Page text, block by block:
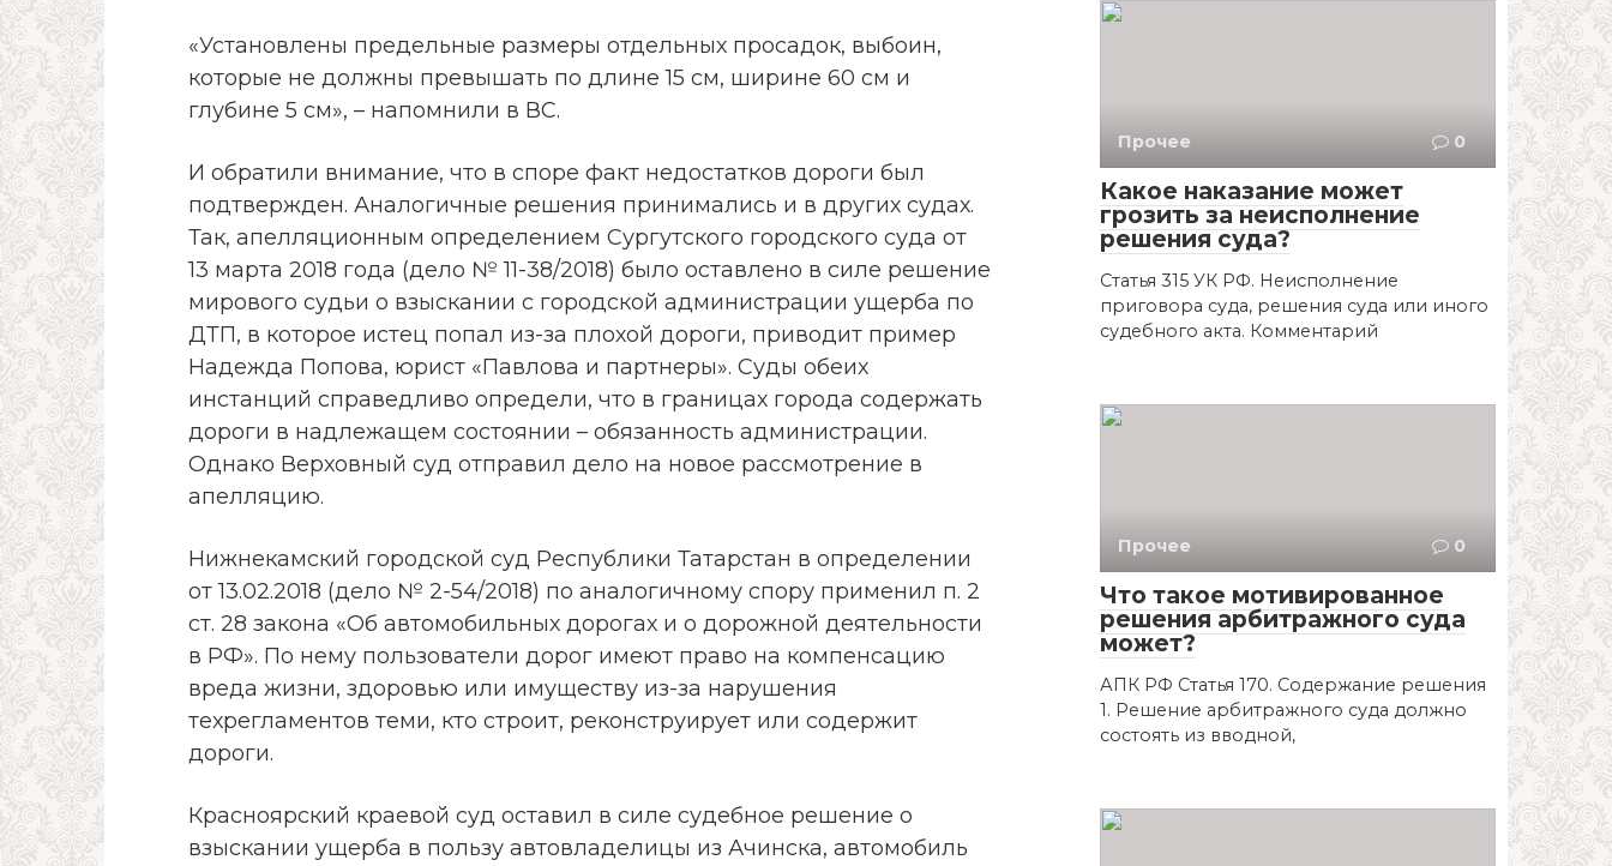
«Установлены предельные размеры отдельных просадок, выбоин,
которые не должны превышать по длине 15 см, ширине 60 см и
глубине 5 см», – напомнили в ВС.
И обратили внимание, что в споре факт недостатков дороги был
подтвержден. Аналогичные решения принимались и в других судах.
Так, апелляционным определением Сургутского городского суда от
13 марта 2018 года (дело № 11-38/2018) было оставлено в силе решение
мирового судьи о взыскании с городской администрации ущерба по
ДТП, в которое истец попал из-за плохой дороги, приводит пример
Надежда Попова, юрист «Павлова и партнеры». Суды обеих
инстанций справедливо определи, что в границах города содержать
дороги в надлежащем состоянии – обязанность администрации.
Однако Верховный суд отправил дело на новое рассмотрение в
апелляцию.
Нижнекамский городской суд Республики Татарстан в определении
от 13.02.2018 (дело № 2-54/2018) по аналогичному спору применил п. 2
ст. 28 закона «Об автомобильных дорогах и о дорожной деятельности
в РФ». По нему пользователи дорог имеют право на компенсацию
вреда жизни, здоровью или имуществу из-за нарушения
техрегламентов теми, кто строит, реконструирует или содержит
дороги.
Красноярский краевой суд оставил в силе судебное решение о
взыскании ущерба в пользу автовладелицы из Ачинска, автомобиль
Прочее 0
Какое наказание может
грозить за неисполнение
решения суда?
Статья 315 УК РФ. Неисполнение
приговора суда, решения суда или иного
судебного акта. Комментарий
Прочее 0
Что такое мотивированное
решения арбитражного суда
может?
АПК РФ Статья 170. Содержание решения
1. Решение арбитражного суда должно
состоять из вводной,